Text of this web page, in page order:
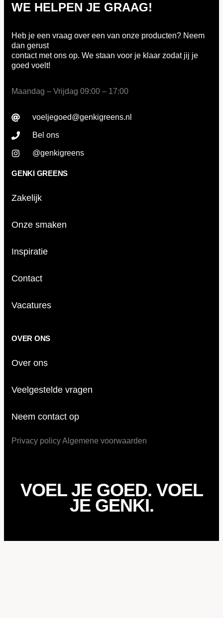
WE HELPEN JE GRAAG!
Heb je een vraag over een van onze producten? Neem
dan gerust
contact met ons op. We staan voor je klaar zodat jij je
goed voelt!
Maandag – Vrijdag 09:00 – 17:00
voeljegoed@genkigreens.nl
Bel ons
@genkigreens
GENKI GREENS
Zakelijk
Onze smaken
Inspiratie
Contact
Vacatures
OVER ONS
Over ons
Veelgestelde vragen
Neem contact op
Privacy policyAlgemene voorwaarden
VOEL JE GOED. VOEL
JE GENKI.